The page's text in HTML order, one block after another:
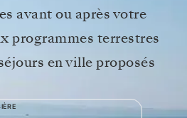
avant ou après votre
programmes terrestres
en ville proposés